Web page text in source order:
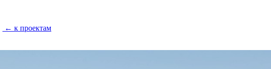
← к проектам